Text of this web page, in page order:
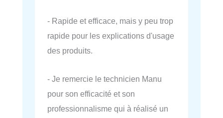
- Rapide et efficace, mais y peu trop
rapide pour les explications d'usage
des produits.
- Je remercie le technicien Manu
pour son efficacité et son
professionnalisme qui à réalisé un